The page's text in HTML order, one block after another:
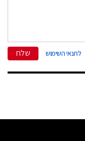
לתנאי השימוש שלח